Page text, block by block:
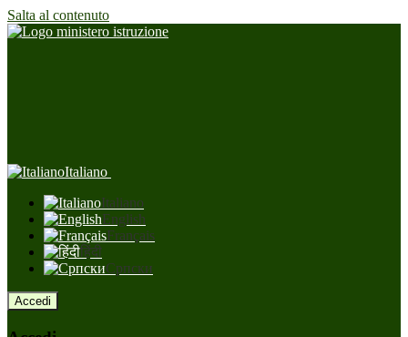
Salta al contenuto
Italiano
Italiano
English
Français
हिंदी
Српски
Accedi